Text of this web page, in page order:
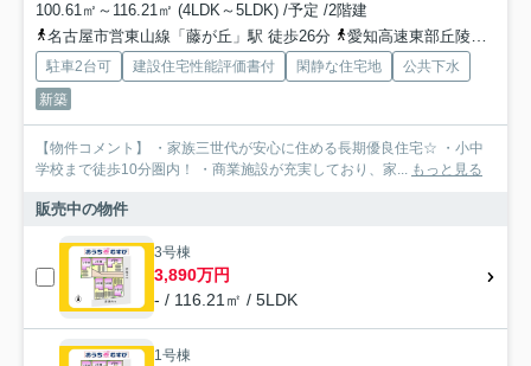
100.61㎡～116.21㎡ (4LDK～5LDK) /予定 /2階建
名古屋市営東山線「藤が丘」駅 徒歩26分
愛知高速東部丘陵線「藤が丘」駅 徒歩26分
駐車2台可 建設住宅性能評価書付 閑静な住宅地
公共下水
新築
【物件コメント】 ・家族三世代が安心に住める長期優良住宅☆ ・小中
学校まで徒歩10分圏内！ ・商業施設が充実しており、家... もっと見る
販売中の物件
3号棟
3,890万円
- / 116.21㎡ / 5LDK
1号棟